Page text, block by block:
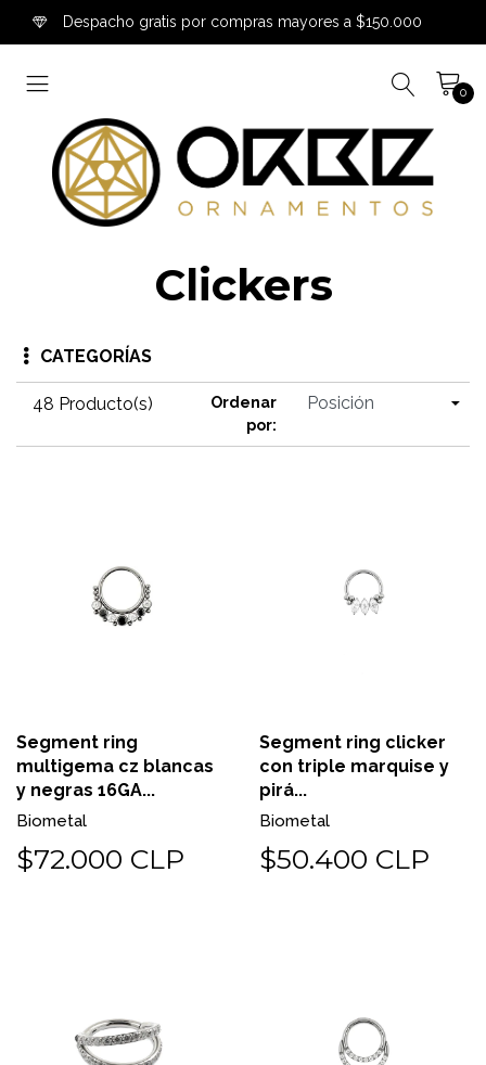
Despacho gratis por compras mayores a $150.000
0
Clickers
CATEGORÍAS
48 Producto(s)
Ordenar
por:
Segment ring
multigema cz blancas
y negras 16GA...
Biometal
$72.000 CLP
Segment ring clicker
con triple marquise y
pirá...
Biometal
$50.400 CLP